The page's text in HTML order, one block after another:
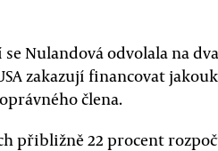
Nulandová odvolala na
zakazují financovat
člena.
přibližně 22 procent